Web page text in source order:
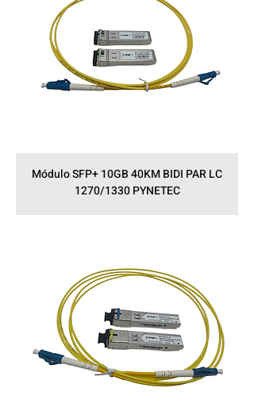
Módulo SFP+ 10GB 40KM BIDI PAR LC
1270/1330 PYNETEC